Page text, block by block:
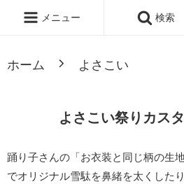
メニュー 検索
ホーム よさこい
よさこい祭りカス
踊り子さんの「お衣装と同じ柄の生
でオリジナル雪駄を鼻緒を太くした
黒鼻緒 ・白鼻緒 赤鼻緒